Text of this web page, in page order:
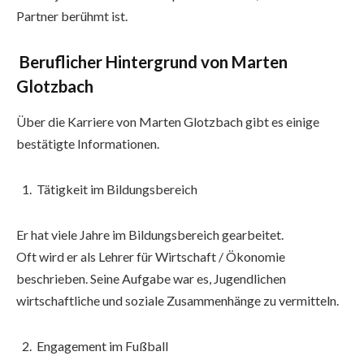
Partner berühmt ist.
Beruflicher Hintergrund von Marten
Glotzbach
Über die Karriere von Marten Glotzbach gibt es einige
bestätigte Informationen.
Tätigkeit im Bildungsbereich
Er hat viele Jahre im Bildungsbereich gearbeitet.
Oft wird er als Lehrer für Wirtschaft / Ökonomie
beschrieben. Seine Aufgabe war es, Jugendlichen
wirtschaftliche und soziale Zusammenhänge zu vermitteln.
Engagement im Fußball